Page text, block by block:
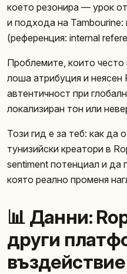
което резонира — урок
и подхода на Tambourine:
(референция: internal
Проблемите, които
лоша атрибуция и неясен
автентичност при
локализиран тон или
Този гид е за теб: как да
тунизийски креатори в
sentiment потенциал и да
която реално променя
📊 Данни:
други